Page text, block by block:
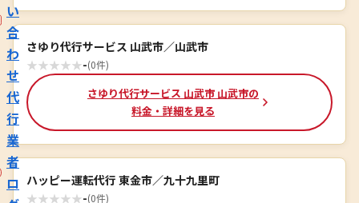
い
合
わ
せ
代
行
業
者
ロ
さゆり代行サービス 山武市／山武市
★★★★★-(0件)
さゆり代行サービス 山武市 山武市の
料金・詳細を見る
ハッピー運転代行 東金市／九十九里町
★★★★★-(0件)